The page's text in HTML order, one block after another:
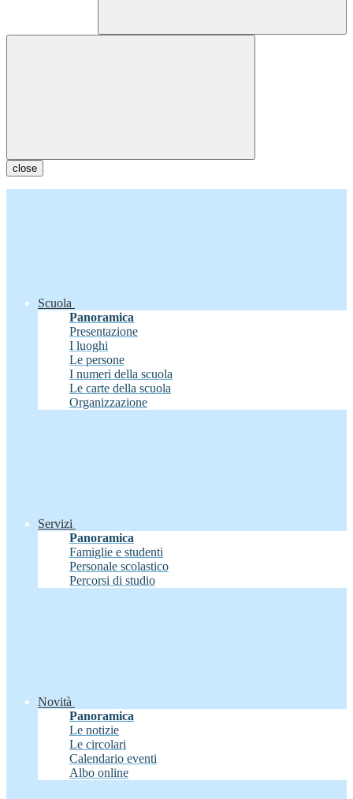
close
Scuola
Panoramica
Presentazione
I luoghi
Le persone
I numeri della scuola
Le carte della scuola
Organizzazione
Servizi
Panoramica
Famiglie e studenti
Personale scolastico
Percorsi di studio
Novità
Panoramica
Le notizie
Le circolari
Calendario eventi
Albo online